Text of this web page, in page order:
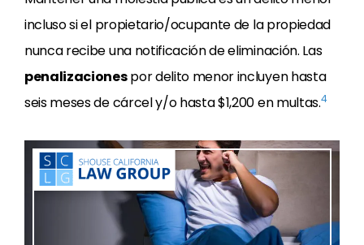
incluso si el propietario/ocupante de la propiedad
nunca recibe una notificación de eliminación. Las
penalizacionespor delito menor incluyen hasta
seis meses de cárcel y/o hasta $1,200 en multas.4